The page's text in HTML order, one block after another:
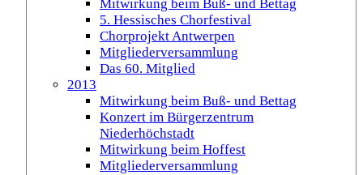
Mitwirkung beim Buß- und Bettag
5. Hessisches Chorfestival
Chorprojekt Antwerpen
Mitgliederversammlung
Das 60. Mitglied
2013
Mitwirkung beim Buß- und Bettag
Konzert im Bürgerzentrum
Niederhöchstadt
Mitwirkung beim Hoffest
Mitgliederversammlung